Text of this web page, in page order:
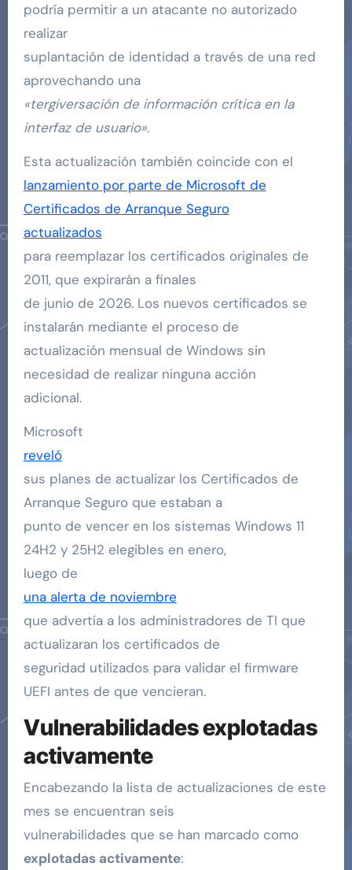
podría permitir a un atacante no autorizado
realizar
suplantación de identidad a través de una red
aprovechando una
«tergiversación de información crítica en la
interfaz de usuario».
Esta actualización también coincide con el
lanzamiento por parte de Microsoft de
Certificados de Arranque Seguro
actualizados
para reemplazar los certificados originales de
2011, que expirarán a finales
de junio de 2026. Los nuevos certificados se
instalarán mediante el proceso de
actualización mensual de Windows sin
necesidad de realizar ninguna acción
adicional.
Microsoft
reveló
sus planes de actualizar los Certificados de
Arranque Seguro que estaban a
punto de vencer en los sistemas Windows 11
24H2 y 25H2 elegibles en enero,
luego de
una alerta de noviembre
que advertía a los administradores de TI que
actualizaran los certificados de
seguridad utilizados para validar el firmware
UEFI antes de que vencieran.
Vulnerabilidades explotadas
activamente
Encabezando la lista de actualizaciones de este
mes se encuentran seis
vulnerabilidades que se han marcado como
explotadas activamente: